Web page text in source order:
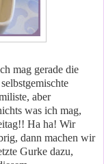
mag gerade die
aber
was ich mag,
Ha ha! Wir
dann machen wir
Gurke dazu,